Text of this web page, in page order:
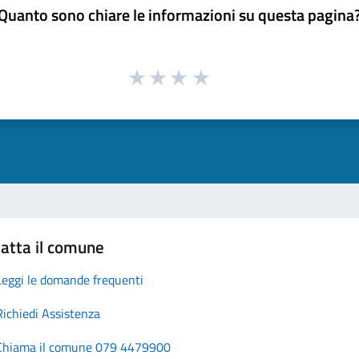
sono chiare le informazioni su questa
il comune
le domande frequenti
Assistenza
il comune 079 4479900